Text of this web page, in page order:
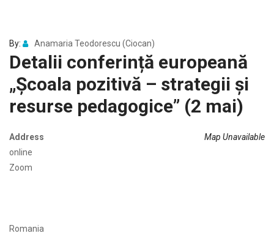
By: Anamaria Teodorescu (Ciocan)
Detalii conferință europeană
„Școala pozitivă – strategii și
resurse pedagogice” (2 mai)
Map Unavailable
Address
online
Zoom
Romania